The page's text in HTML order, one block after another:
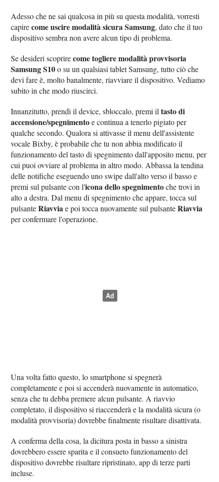
Adesso che ne sai qualcosa in più su questa modalità, vorresti
capirecome uscire modalità sicura Samsung, dato che il tuo
dispositivo sembra non avere alcun tipo di problema.
Se desideri scoprirecome togliere modalità provvisoria
Samsung S10o su un qualsiasi tablet Samsung, tutto ciò che
devi fare è, molto banalmente, riavviare il dispositivo. Vediamo
subito in che modo riuscirci.
Innanzitutto, prendi il device, sbloccalo, premi iltasto di
accensione/spegnimentoe continua a tenerlo pigiato per
qualche secondo. Qualora si attivasse il menu dell'assistente
vocale Bixby, è probabile che tu non abbia modificato il
funzionamento del tasto di spegnimento dall'apposito menu, per
cui puoi ovviare al problema in altro modo. Abbassa la tendina
delle notifiche eseguendo uno swipe dall'alto verso il basso e
premi sul pulsante con l'icona dello spegnimentoche trovi in
alto a destra. Dal menu di spegnimento che appare, tocca sul
pulsanteRiavvia e poi tocca nuovamente sul pulsanteRiavvia
per confermare l'operazione.
Una volta fatto questo, lo smartphone si spegnerà
completamente e poi si accenderà nuovamente in automatico,
senza che tu debba premere alcun pulsante. A riavvio
completato, il dispositivo si riaccenderà e la modalità sicura (o
modalità provvisoria) dovrebbe finalmente risultare disattivata.
A conferma della cosa, la dicitura posta in basso a sinistra
dovrebbero essere sparita e il consueto funzionamento del
dispositivo dovrebbe risultare ripristinato, app di terze parti
incluse.